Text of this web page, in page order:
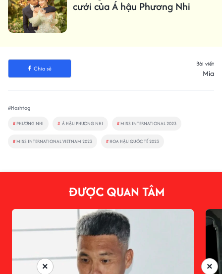
cưới của Á hậu Phương Nhi
Chia sẻ
Bài viết
Mia
#Hashtag
# PHƯƠNG NHI # Á HẬU PHƯƠNG NHI # MISS INTERNATIONAL 2023
# MISS INTERNATIONAL VIETNAM 2023 # HOA HẬU QUỐC TẾ 2023
ĐƯỢC QUAN TÂM
×
×